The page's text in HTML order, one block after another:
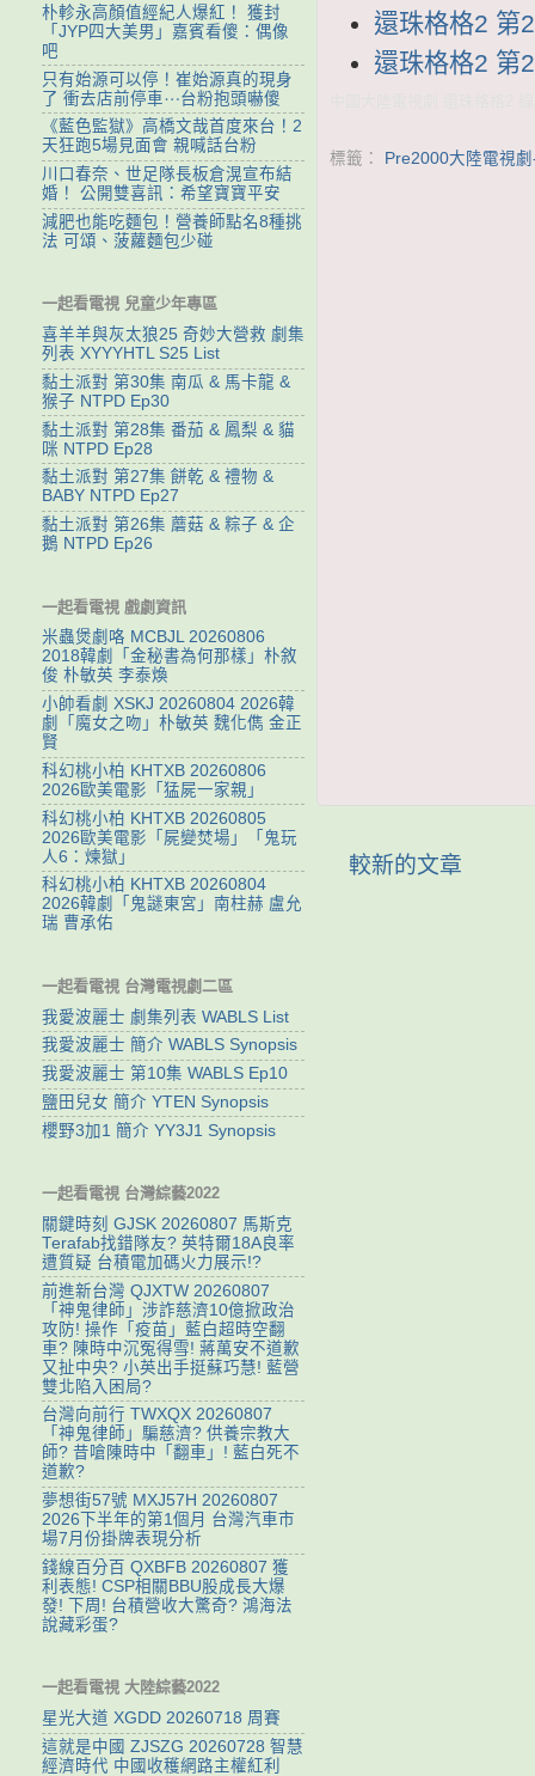
還珠格格2 第
還珠格格2 第
標籤： Pre2000大陸電視
較新的文章
朴軫永高顏值經紀人爆紅！ 獲封
「JYP四大美男」嘉賓看傻：偶像
吧
只有始源可以停！崔始源真的現身
了 衝去店前停車⋯台粉抱頭嚇傻
《藍色監獄》高橋文哉首度來台！2
天狂跑5場見面會 親喊話台粉
川口春奈、世足隊長板倉滉宣布結
婚！ 公開雙喜訊：希望寶寶平安
減肥也能吃麵包！營養師點名8種挑
法 可頌、菠蘿麵包少碰
一起看電視 兒童少年專區
喜羊羊與灰太狼25 奇妙大營救 劇集
列表 XYYYHTL S25 List
黏土派對 第30集 南瓜 & 馬卡龍 &
猴子 NTPD Ep30
黏土派對 第28集 番茄 & 鳳梨 & 貓
咪 NTPD Ep28
黏土派對 第27集 餅乾 & 禮物 &
BABY NTPD Ep27
黏土派對 第26集 蘑菇 & 粽子 & 企
鵝 NTPD Ep26
一起看電視 戲劇資訊
米蟲煲劇咯 MCBJL 20260806
2018韓劇「金秘書為何那樣」朴敘
俊 朴敏英 李泰煥
小帥看劇 XSKJ 20260804 2026韓
劇「魔女之吻」朴敏英 魏化儁 金正
賢
科幻桃小柏 KHTXB 20260806
2026歐美電影「猛屍一家親」
科幻桃小柏 KHTXB 20260805
2026歐美電影「屍變焚場」「鬼玩
人6：煉獄」
科幻桃小柏 KHTXB 20260804
2026韓劇「鬼謎東宮」南柱赫 盧允
瑞 曹承佑
一起看電視 台灣電視劇二區
我愛波麗士 劇集列表 WABLS List
我愛波麗士 簡介 WABLS Synopsis
我愛波麗士 第10集 WABLS Ep10
鹽田兒女 簡介 YTEN Synopsis
櫻野3加1 簡介 YY3J1 Synopsis
一起看電視 台灣綜藝2022
關鍵時刻 GJSK 20260807 馬斯克
Terafab找錯隊友? 英特爾18A良率
遭質疑 台積電加碼火力展示!?
前進新台灣 QJXTW 20260807
「神鬼律師」涉詐慈濟10億掀政治
攻防! 操作「疫苗」藍白超時空翻
車? 陳時中沉冤得雪! 蔣萬安不道歉
又扯中央? 小英出手挺蘇巧慧! 藍營
雙北陷入困局?
台灣向前行 TWXQX 20260807
「神鬼律師」騙慈濟? 供養宗教大
師? 昔嗆陳時中「翻車」! 藍白死不
道歉?
夢想街57號 MXJ57H 20260807
2026下半年的第1個月 台灣汽車市
場7月份掛牌表現分析
錢線百分百 QXBFB 20260807 獲
利表態! CSP相關BBU股成長大爆
發! 下周! 台積營收大驚奇? 鴻海法
說藏彩蛋?
一起看電視 大陸綜藝2022
星光大道 XGDD 20260718 周賽
這就是中國 ZJSZG 20260728 智慧
經濟時代 中國收穫網路主權紅利